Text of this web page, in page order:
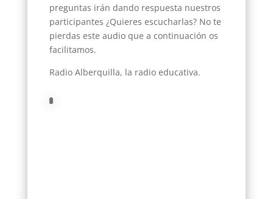
preguntas irán dando respuesta nuestros
participantes ¿Quieres escucharlas? No te
pierdas este audio que a continuación os
facilitamos.
Radio Alberquilla, la radio educativa.